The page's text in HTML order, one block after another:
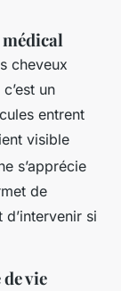
cheveux
un
entrent
visible
s’apprécie
de
d’intervenir si
vie